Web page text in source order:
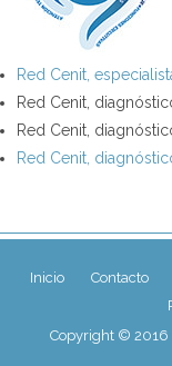
Red Cenit,
Red Cenit,
Red Cenit,
Red Cenit,
Inicio Contacto
Copyright © 2016